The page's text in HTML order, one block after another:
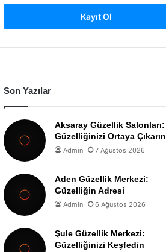
Kayıt Ol
Son Yazılar
Aksaray Güzellik Salonları:
Güzelliğinizi Ortaya Çıkarın
Admin 7 Ağustos 2026
Aden Güzellik Merkezi:
Güzelliğin Adresi
Admin 6 Ağustos 2026
Şule Güzellik Merkezi:
Güzelliğinizi Keşfedin